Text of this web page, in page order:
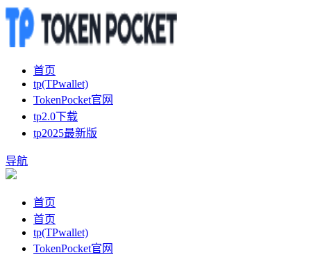
首页
tp(TPwallet)
TokenPocket官网
tp2.0下载
tp2025最新版
导航
首页
首页
tp(TPwallet)
TokenPocket官网